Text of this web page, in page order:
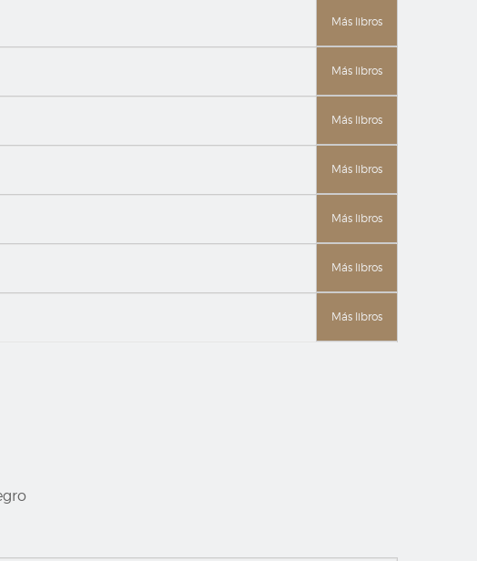
Más libros
Más libros
Más libros
Más libros
Más libros
Más libros
Más libros